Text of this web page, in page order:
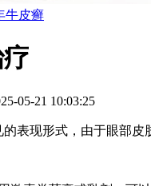
牛皮癣
05-21 10:03:25
表现形式，由于眼部